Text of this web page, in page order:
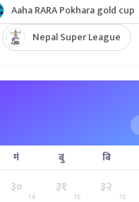
Aaha RARA Pokhara gold cup
Nepal Super League
मं बु बि
३०
14
३१
15
३२
16